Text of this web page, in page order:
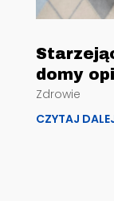
domy
Zdrowie
CZYTAJ